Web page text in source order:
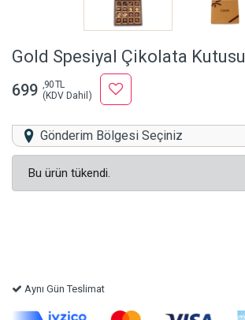
Gold Spesiyal Çikolata Kutusu
699 ,90 TL
(KDV Dahil)
Gönderim Bölgesi Seçiniz
Bu ürün tükendi.
Aynı Gün Teslimat